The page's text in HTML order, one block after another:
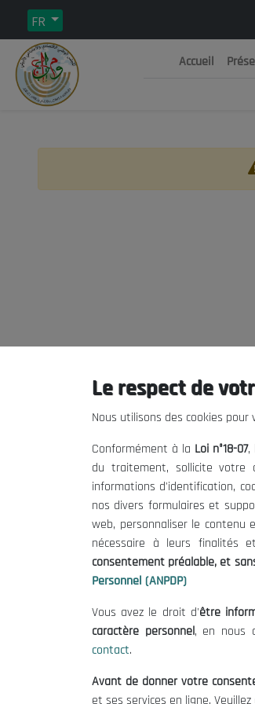
FR
Accueil
Le CNESE
Le président
Organisation
Publications
Le respect de
Nous utilisons des cookies
Conformément à la Loi n°18-07,
du traitement, sollicite votre
informations d'identification,
nos divers formulaires et
web, personnaliser le contenu
nécessaire à leurs finalités
consentement préalable, et
Personnel (ANPDP)
Vous avez le droit d'être
caractère personnel, en nous
contact.
Avant de donner votre
et ses services en ligne.